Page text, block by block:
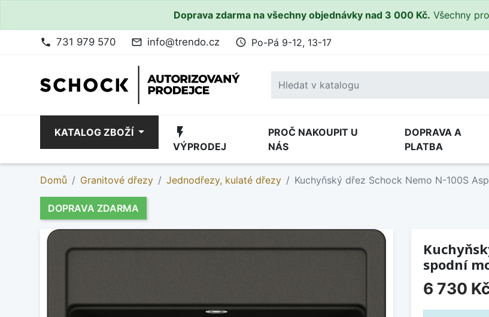
Doprava zdarma na všechny objednávky nad 3 000 Kč. Všechny
phone 731 979 570 mail_outline info@trendo.cz access_time Po-Pá 9-12, 13-17
KATALOG ZBOŽÍ flash_on
VÝPRODEJ
PROČ NAKOUPIT U
NÁS
DOPRAVA A
PLATBA
Domů Granitové dřezy Jednodřezy, kulaté dřezy Kuchyňský dřez Schock Nemo N-100S
DOPRAVA ZDARMA
spodní
6 730